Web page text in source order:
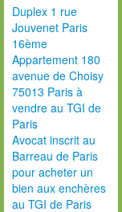
Duplex 1 rue
Jouvenet Paris
16ème
Appartement 180
avenue de Choisy
75013 Paris à
vendre au TGI de
Paris
Avocat inscrit au
Barreau de Paris
pour acheter un
bien aux enchères
au TGI de Paris